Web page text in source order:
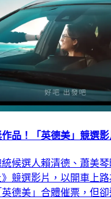
作品！「英德美」競選
候選人賴清德、蕭美
競選影片，以開車上
德美」合體催票，但